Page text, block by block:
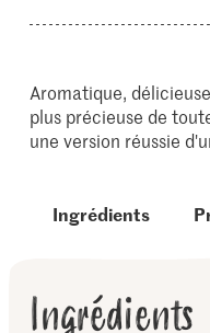
Aromatique,
plus précieuse de
une version réussie
Ingrédients
Ingrédients